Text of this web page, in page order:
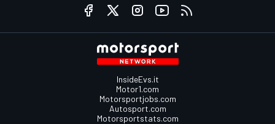
InsideEvs.it
Motor1.com
Motorsportjobs.com
Autosport.com
Motorsportstats.com